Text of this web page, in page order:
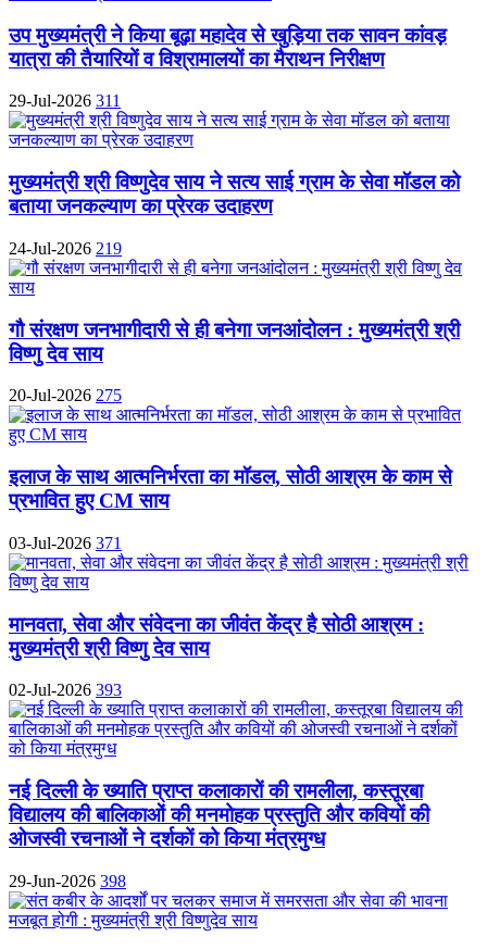
उप मुख्यमंत्री ने किया बूढ़ा महादेव से खुड़िया तक सावन कांवड़
यात्रा की तैयारियों व विश्रामालयों का मैराथन निरीक्षण
29-Jul-2026 311
मुख्यमंत्री श्री विष्णुदेव साय ने सत्य साई ग्राम के सेवा मॉडल को
बताया जनकल्याण का प्रेरक उदाहरण
24-Jul-2026 219
गौ संरक्षण जनभागीदारी से ही बनेगा जनआंदोलन : मुख्यमंत्री श्री
विष्णु देव साय
20-Jul-2026 275
इलाज के साथ आत्मनिर्भरता का मॉडल, सोठी आश्रम के काम से
प्रभावित हुए CM साय
03-Jul-2026 371
मानवता, सेवा और संवेदना का जीवंत केंद्र है सोठी आश्रम :
मुख्यमंत्री श्री विष्णु देव साय
02-Jul-2026 393
नई दिल्ली के ख्याति प्राप्त कलाकारों की रामलीला, कस्तूरबा
विद्यालय की बालिकाओं की मनमोहक प्रस्तुति और कवियों की
ओजस्वी रचनाओं ने दर्शकों को किया मंत्रमुग्ध
29-Jun-2026 398